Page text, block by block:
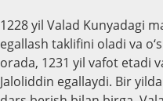
1228 yil Valad Kunyadagi
egallash taklifini oladi va
orada, 1231 yil vafot etadi
Jaloliddin egallaydi. Bir